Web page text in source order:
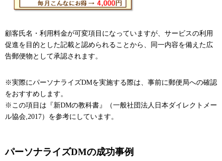
顧客氏名・利用料金が可変項目になっていますが、サービスの利用
促進を目的とした記載と認められることから、同一内容を備えた広
告郵便物として承認されます。
※実際にパーソナライズDMを実施する際は、事前に郵便局への確認
をおすすめします。
※この項目は『新DMの教科書』（一般社団法人日本ダイレクトメー
ル協会,2017）を参考にしています。
パーソナライズDMの成功事例